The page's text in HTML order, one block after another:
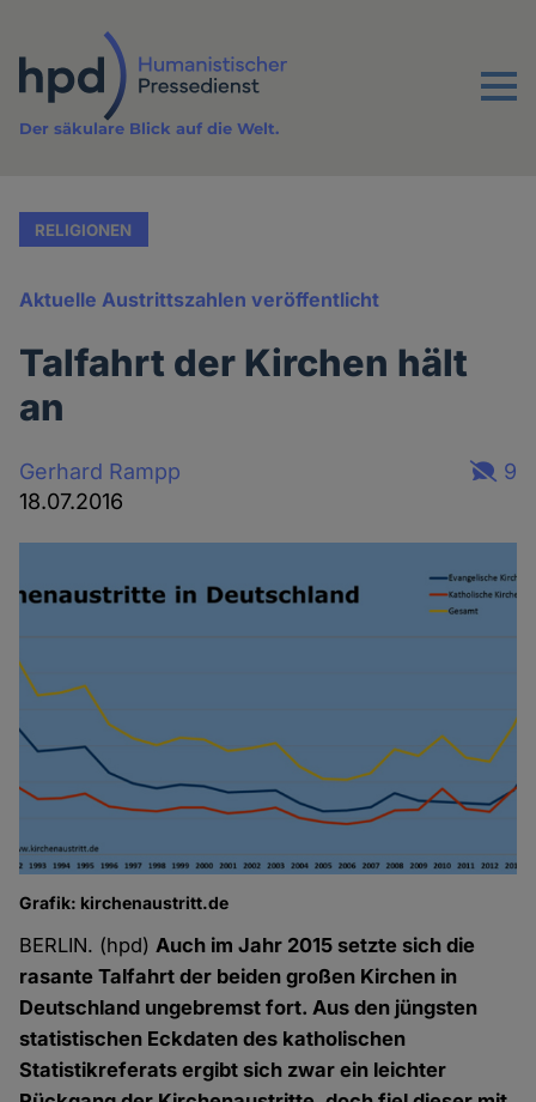
Inhalt
Menu
Der säkulare Blick auf die Welt.
RELIGIONEN
Aktuelle Austrittszahlen veröffentlicht
Talfahrt der Kirchen hält
an
Gerhard Rampp
18.07.2016
9
Grafik: kirchenaustritt.de
BERLIN. (hpd)Auch im Jahr 2015 setzte sich die
rasante Talfahrt der beiden großen Kirchen in
Deutschland ungebremst fort. Aus den jüngsten
statistischen Eckdaten des katholischen
Statistikreferats ergibt sich zwar ein leichter